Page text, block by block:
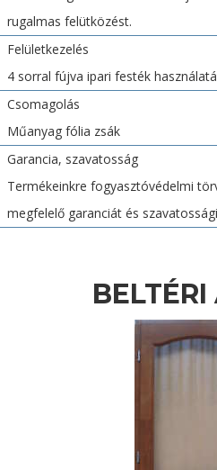
rugalmas felütközést.
Felületkezelés
4 sorral fújva ipari festék
Csomagolás
Műanyag fólia zsák
Garancia, szavatosság
Termékeinkre fogyasztóvédelmi
megfelelő garanciát és